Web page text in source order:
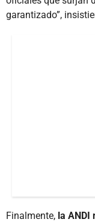
garantizado”,
Finalmente, la ANDI